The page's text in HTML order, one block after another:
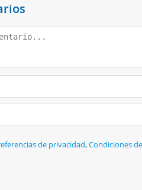
de privacidad,Condiciones